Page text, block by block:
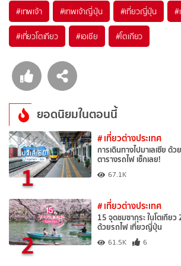
#เทพเจ้า #เทพเจ้าญี่ปุ่น #เที่ยวญี่ปุ่น #
#เที่ยวโตเกียว #เอเชีย #โตเกียว
ยอดนิยมในตอนนี้
1
# เที่ยวต่างประเทศ
การเดินทางไปมาเลเซีย ด้
ตารางรถไฟ เช็กเลย!
67.1K
2
# เที่ยวต่างประเทศ
15 จุดชมซากุระ ในโตเกีย
ด้วยรถไฟ เที่ยวญี่ปุ่น
61.5K 6